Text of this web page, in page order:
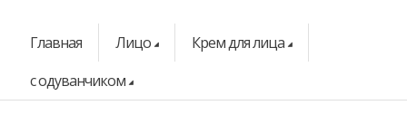
Главная Лицо
Крем для лица
с одуванчиком